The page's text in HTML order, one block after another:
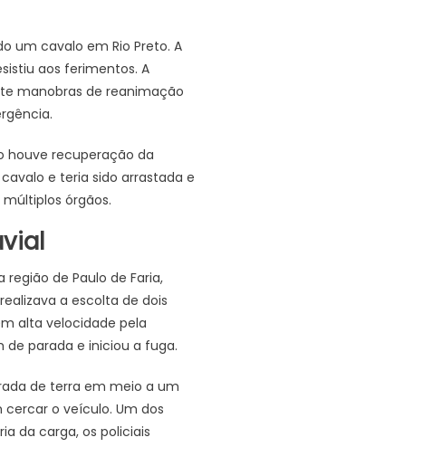
um cavalo em Rio Preto. A
aos ferimentos. A
manobras de reanimação
houve recuperação da
e teria sido arrastada e
órgãos.
região de Paulo de Faria,
a escolta de dois
alta velocidade pela
parada e iniciou a fuga.
de terra em meio a um
cercar o veículo. Um dos
da carga, os policiais